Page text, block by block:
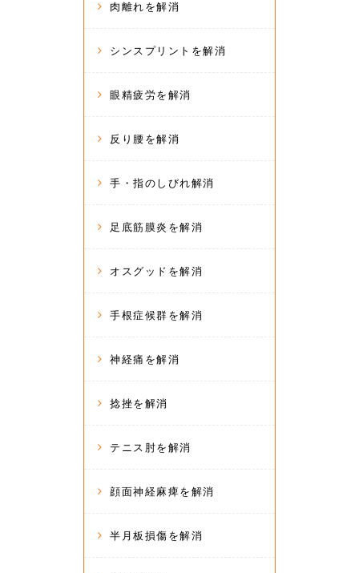
肉離れを解消
シンスプリントを解消
眼精疲労を解消
反り腰を解消
手・指のしびれ解消
足底筋膜炎を解消
オスグッドを解消
手根症候群を解消
神経痛を解消
捻挫を解消
テニス肘を解消
顔面神経麻痺を解消
半月板損傷を解消